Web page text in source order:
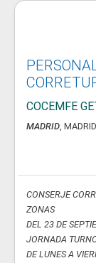
COCEMFE
MADRID, MADRID
CONSERJE
ZONAS
DEL 23 DE
JORNADA
DE LUNES A